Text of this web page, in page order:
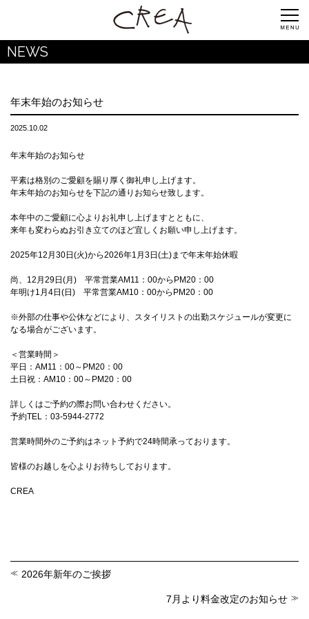
NEWS
年末年始のお知らせ
2025.10.02
年末年始のお知らせ
平素は格別のご愛顧を賜り厚く御礼申し上げます。
年末年始のお知らせを下記の通りお知らせ致します。
本年中のご愛顧に心よりお礼申し上げますとともに、
来年も変わらぬお引き立てのほど宜しくお願い申し上げます。
2025年12月30日(火)から2026年1月3日(土)まで年末年始休暇
尚、12月29日(月) 平常営業AM11：00からPM20：00
年明け1月4日(日) 平常営業AM10：00からPM20：00
※外部の仕事や公休などにより、スタイリストの出勤スケジュールが変更に
なる場合がございます。
＜営業時間＞
平日：AM11：00～PM20：00
土日祝：AM10：00～PM20：00
詳しくはご予約の際お問い合わせください。
予約TEL：03-5944-2772
営業時間外のご予約はネット予約で24時間承っております。
皆様のお越しを心よりお待ちしております。
CREA
2026年新年のご挨拶
7月より料金改定のお知らせ